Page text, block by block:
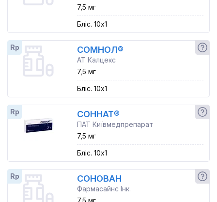
7,5 мг
Бліс. 10x1
Rp СОМНОЛ®
АТ Калцекс
7,5 мг
Бліс. 10x1
Rp СОННАТ®
ПАТ Київмедпрепарат
7,5 мг
Бліс. 10x1
Rp СОНОВАН
Фармасайнс Інк.
7,5 мг